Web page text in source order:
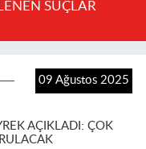
SUÇLAR
09 Ağustos 2025
AÇIKLADI: ÇOK